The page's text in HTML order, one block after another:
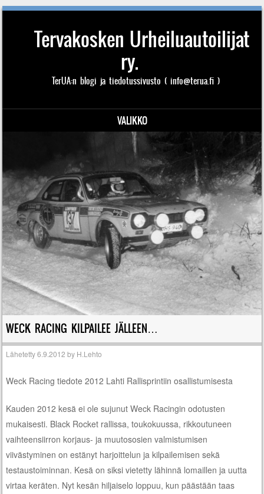
Tervakosken Urheiluautoilijat
ry.
TerUA:n blogi ja tiedotussivusto ( info@terua.fi )
VALIKKO
WECK RACING KILPAILEE JÄLLEEN…
Lähetetty6.9.2012 by H.Lehto
Weck Racing tiedote 2012 Lahti Rallisprintiin osallistumisesta
Kauden 2012 kesä ei ole sujunut Weck Racingin odotusten
mukaisesti. Black Rocket rallissa, toukokuussa, rikkoutuneen
vaihteensiirron korjaus- ja muutososien valmistumisen
viivästyminen on estänyt harjoittelun ja kilpailemisen sekä
testaustoiminnan. Kesä on siksi vietetty lähinnä lomaillen ja uutta
virtaa keräten. Nyt kesän hiljaiselo loppuu, kun päästään taas